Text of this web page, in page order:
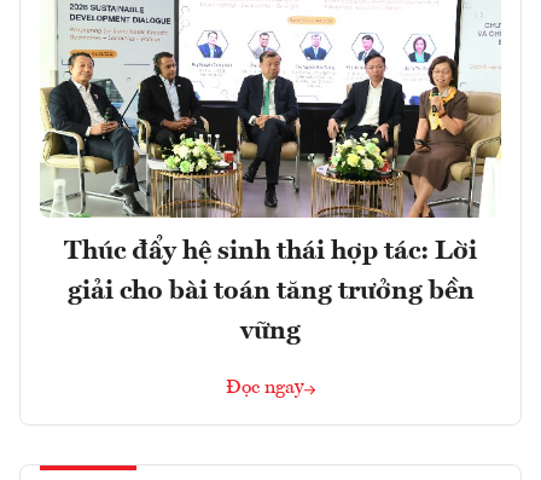
Thúc đẩy hệ sinh thái hợp tác: Lời
giải cho bài toán tăng trưởng bền
vững
Đọc ngay